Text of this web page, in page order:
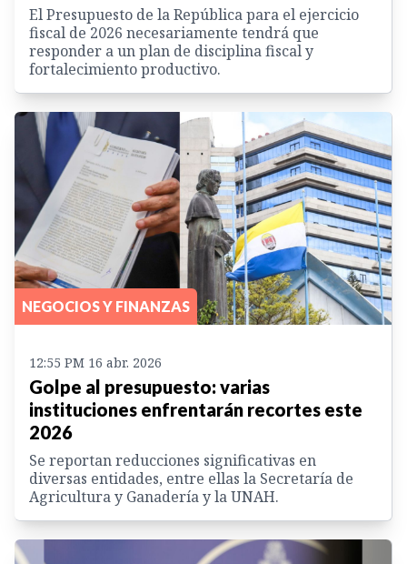
El Presupuesto de la República para el ejercicio
fiscal de 2026 necesariamente tendrá que
responder a un plan de disciplina fiscal y
fortalecimiento productivo.
NEGOCIOS Y FINANZAS
12:55 PM 16 abr. 2026
Golpe al presupuesto: varias
instituciones enfrentarán recortes este
2026
Se reportan reducciones significativas en
diversas entidades, entre ellas la Secretaría de
Agricultura y Ganadería y la UNAH.